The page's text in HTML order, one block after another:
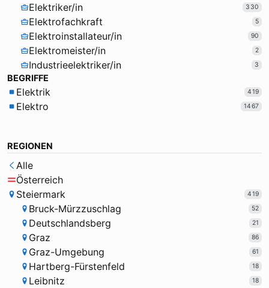
Elektriker/in 330
Elektrofachkraft 5
Elektroinstallateur/in 90
Elektromeister/in 2
Industrieelektriker/in 3
BEGRIFFE
Elektrik 419
Elektro 1467
REGIONEN
Alle
Österreich
Steiermark
419
Bruck-Mürzzuschlag 52
Deutschlandsberg 21
Graz 86
Graz-Umgebung 61
Hartberg-Fürstenfeld 18
Leibnitz 18